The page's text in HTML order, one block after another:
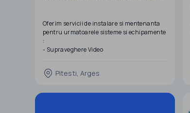
Oferim servicii de instalare si mentenanta
pentru urmatoarele sisteme si echipamente
:
- Supraveghere Video
- Aparate Aer Conditionat
- Instalatii electrice
- Videointerfonie
Pitesti, Arges